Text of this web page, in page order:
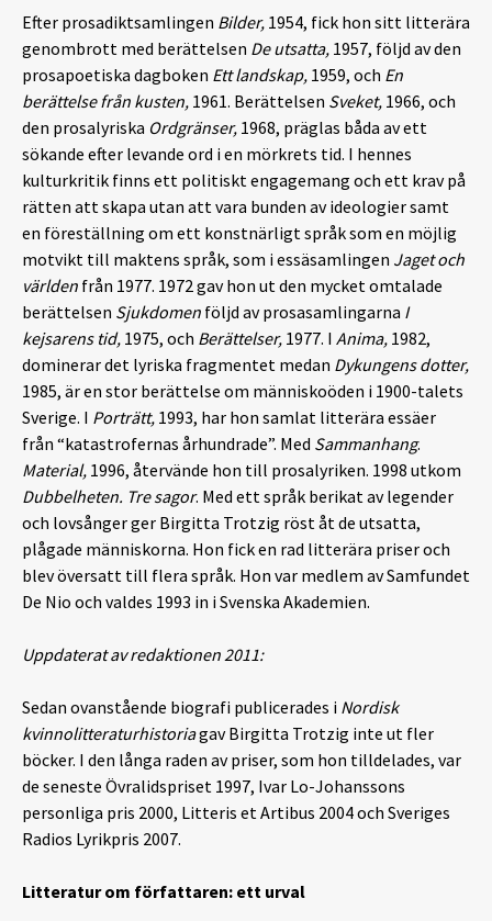
Efter prosadiktsamlingen Bilder, 1954, fick hon sitt litterära
genombrott med berättelsen De utsatta, 1957, följd av den
prosapoetiska dagboken Ett landskap, 1959, och En
berättelse från kusten, 1961. Berättelsen Sveket, 1966, och
den prosalyriska Ordgränser, 1968, präglas båda av ett
sökande efter levande ord i en mörkrets tid. I hennes
kulturkritik finns ett politiskt engagemang och ett krav på
rätten att skapa utan att vara bunden av ideologier samt
en föreställning om ett konstnärligt språk som en möjlig
motvikt till maktens språk, som i essäsamlingen Jaget och
världen från 1977. 1972 gav hon ut den mycket omtalade
berättelsen Sjukdomen följd av prosasamlingarna I
kejsarens tid, 1975, och Berättelser, 1977. I Anima, 1982,
dominerar det lyriska fragmentet medan Dykungens dotter,
1985, är en stor berättelse om människoöden i 1900-talets
Sverige. I Porträtt, 1993, har hon samlat litterära essäer
från “katastrofernas århundrade”. Med Sammanhang.
Material, 1996, återvände hon till prosalyriken. 1998 utkom
Dubbelheten. Tre sagor. Med ett språk berikat av legender
och lovsånger ger Birgitta Trotzig röst åt de utsatta,
plågade människorna. Hon fick en rad litterära priser och
blev översatt till flera språk. Hon var medlem av Samfundet
De Nio och valdes 1993 in i Svenska Akademien.
Uppdaterat av redaktionen 2011:
Sedan ovanstående biografi publicerades i Nordisk
kvinnolitteraturhistoriagav Birgitta Trotzig inte ut fler
böcker. I den långa raden av priser, som hon tilldelades, var
de seneste Övralidspriset 1997, Ivar Lo-Johanssons
personliga pris 2000, Litteris et Artibus 2004 och Sveriges
Radios Lyrikpris 2007.
Litteratur om författaren: ett urval